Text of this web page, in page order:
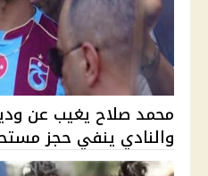
محمد صلاح يغيب عن
والنادي ينفي حجز